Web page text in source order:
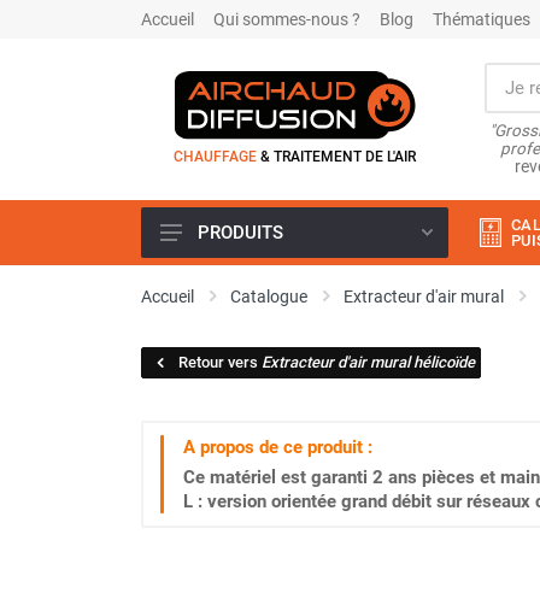
Accueil Qui sommes-nous ? Blog Thématiques
CHAUFFAGE & TRAITEMENT DE L'AIR
Climatiseur
Climatiseur mobile résidentiel et
Rafraîchisseur d'air
Rafraichisseur d'air mobile
Rafraîchisseur d'air gainable
PRODUITS
Accueil Catalogue Extracteur d'air mural
Retour vers Extracteur d'air mural hélicoïde
A propos de ce produit :
Ce matériel est garanti 2 ans pièces et
L : version orientée grand débit sur